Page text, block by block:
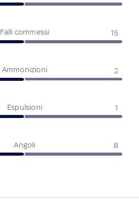
Falli commessi 15
Ammonizioni 2
Espulsioni 1
Angoli 8